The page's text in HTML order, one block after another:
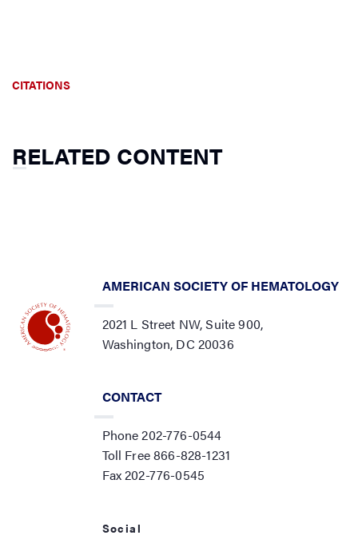
CITATIONS
RELATED CONTENT
AMERICAN SOCIETY OF HEMATOLOGY
2021 L Street NW, Suite 900,
Washington, DC 20036
CONTACT
Phone 202-776-0544
Toll Free 866-828-1231
Fax 202-776-0545
Social